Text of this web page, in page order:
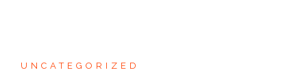
UNCATEGORIZED